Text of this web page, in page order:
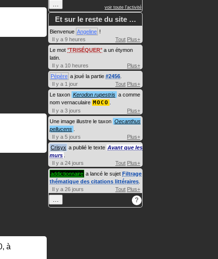
à
… voir toute l'activité
Et sur le reste du site …
Bienvenue Angeline !
Il y a 9 heures
Tout Plus+
Le mot TRISÉQUER a un étymon
latin.
Il y a 10 heures
Plus+
Pépère a joué la partie #2456
Il y a 1 jour
Tout Plus+
Le taxon Kerodon rupestris a comme
nom vernaculaire MOCO
Il y a 3 jours
Plus+
Une image illustre le taxon Oecanthus
pellucens
Il y a 5 jours
Plus+
Crisyx a publié le texte Avant que les
murs
Il y a 24 jours
Tout Plus+
addictionnaire a lancé le sujet Filtrage
thématique des citations littéraires
Il y a 26 jours
Tout Plus+
… ?